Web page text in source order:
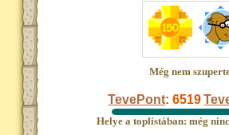
Még nem
TevePont:6519
Helye a toplistában: még